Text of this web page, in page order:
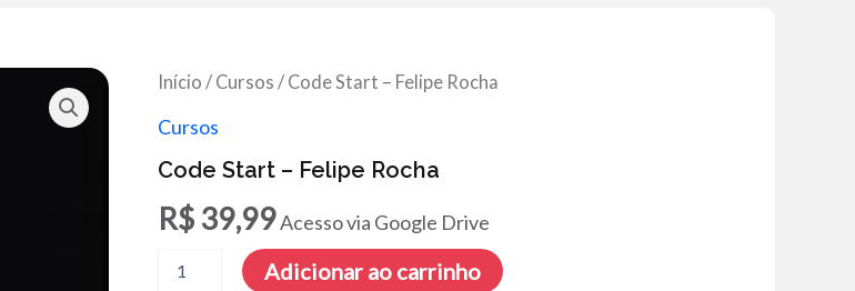
Início / Cursos / Code Start – Felipe Rocha
Cursos
Code Start – Felipe Rocha
R$39,99Acesso via Google Drive
Start
Adicionar ao carrinho